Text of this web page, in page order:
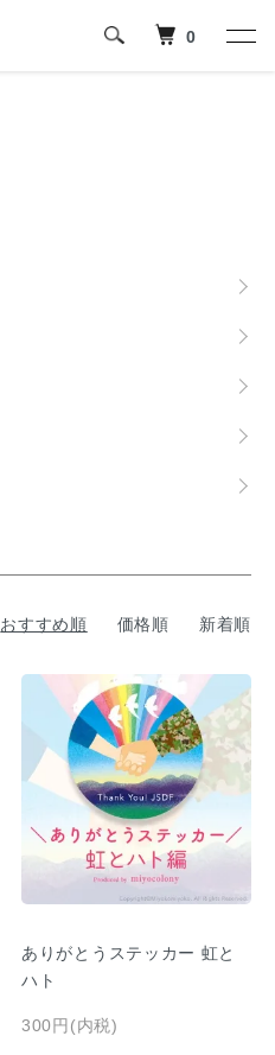
0
おすすめ順 価格順 新着順
ありがとうステッカー 虹と
ハト
300円(内税)